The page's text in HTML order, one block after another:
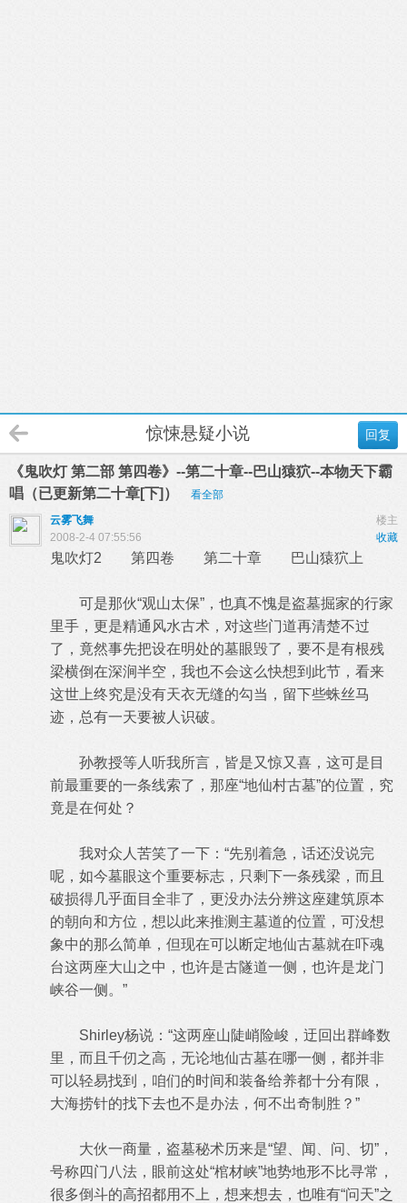
回复
惊悚悬疑小说
《鬼吹灯 第二部 第四卷》--第二十章--巴山猿狖--本物天下霸
唱（已更新第二十章[下]）
看全部
楼主
云雾飞舞
收藏
2008-2-4 07:55:56
鬼吹灯2 第四卷 第二十章 巴山猿狖上
可是那伙“观山太保”，也真不愧是盗墓掘家的行家
里手，更是精通风水古术，对这些门道再清楚不过
了，竟然事先把设在明处的墓眼毁了，要不是有根残
梁横倒在深涧半空，我也不会这么快想到此节，看来
这世上终究是没有天衣无缝的勾当，留下些蛛丝马
迹，总有一天要被人识破。
孙教授等人听我所言，皆是又惊又喜，这可是目
前最重要的一条线索了，那座“地仙村古墓”的位置，究
竟是在何处？
我对众人苦笑了一下：“先别着急，话还没说完
呢，如今墓眼这个重要标志，只剩下一条残梁，而且
破损得几乎面目全非了，更没办法分辨这座建筑原本
的朝向和方位，想以此来推测主墓道的位置，可没想
象中的那么简单，但现在可以断定地仙古墓就在吓魂
台这两座大山之中，也许是古隧道一侧，也许是龙门
峡谷一侧。”
Shirley杨说：“这两座山陡峭险峻，迂回出群峰数
里，而且千仞之高，无论地仙古墓在哪一侧，都并非
可以轻易找到，咱们的时间和装备给养都十分有限，
大海捞针的找下去也不是办法，何不出奇制胜？”
大伙一商量，盗墓秘术历来是“望、闻、问、切”，
号称四门八法，眼前这处“棺材峡”地势地形不比寻常，
很多倒斗的高招都用不上，想来想去，也唯有“问天”之